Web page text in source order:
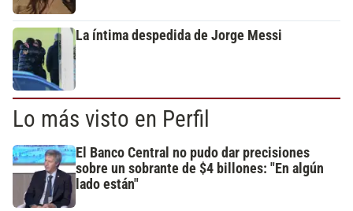
La íntima despedida de Jorge Messi
Lo más visto en Perfil
El Banco Central no pudo dar precisiones
sobre un sobrante de $4 billones: "En algún
lado están"